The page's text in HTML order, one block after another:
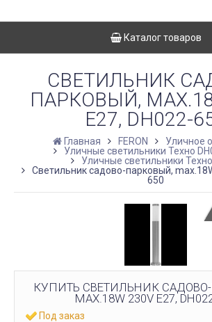
Каталог товаров
СВЕТИЛЬНИК
ПАРКОВЫЙ,
E27, DH022-
Главная FERON
Уличное
Уличные светильники Техно
Уличные светильники
Светильник садово-парковый,
650
КУПИТЬ СВЕТИЛЬНИК
MAX.18W 230V E27,
Под заказ